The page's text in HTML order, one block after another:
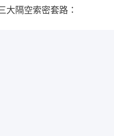
大隔空索密套路：